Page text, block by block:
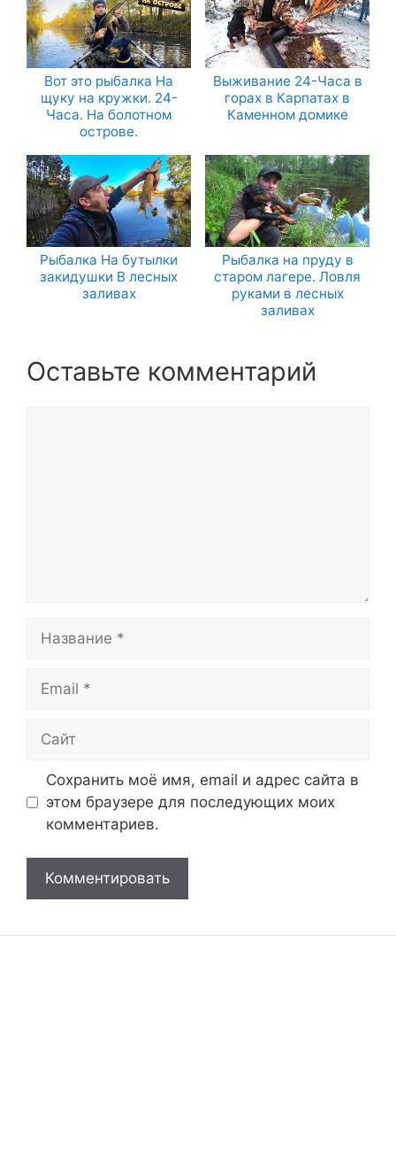
Вот это рыбалка На
щуку на кружки. 24-
Часа. На болотном
острове.
Выживание 24-Часа в
горах в Карпатах в
Каменном домике
Рыбалка На бутылки
закидушки В лесных
заливах
Рыбалка на пруду в
старом лагере. Ловля
руками в лесных
заливах
Оставьте комментарий
Сохранить моё имя, email и адрес сайта в
этом браузере для последующих моих
комментариев.